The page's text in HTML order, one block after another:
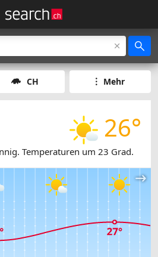
CH Mehr
26°
Temperaturen um 23 Grad.